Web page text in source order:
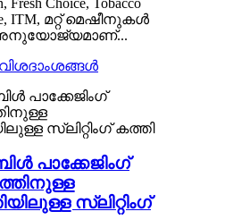
Fresh Choice, Tobacco
ITM, മറ്റ് മെഷീനുകൾ
വിശദാംശങ്ങൾ
പാക്കേജിംഗ്
സ്ലിറ്റിംഗ്